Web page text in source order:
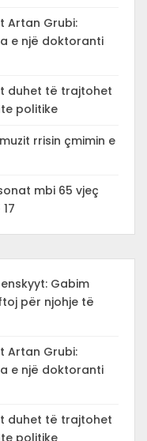
Artan Grubi:
e një doktoranti
duhet të trajtohet
politike
rrisin çmimin e
mbi 65 vjeç
Gabim
për njohje të
Artan Grubi:
e një doktoranti
duhet të trajtohet
politike